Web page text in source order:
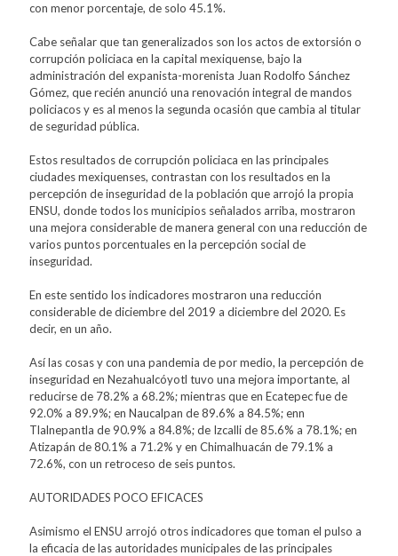
con menor porcentaje, de solo 45.1%.
Cabe señalar que tan generalizados son los actos de extorsión o
corrupción policiaca en la capital mexiquense, bajo la
administración del expanista-morenista Juan Rodolfo Sánchez
Gómez, que recién anunció una renovación integral de mandos
policiacos y es al menos la segunda ocasión que cambia al titular
de seguridad pública.
Estos resultados de corrupción policiaca en las principales
ciudades mexiquenses, contrastan con los resultados en la
percepción de inseguridad de la población que arrojó la propia
ENSU, donde todos los municipios señalados arriba, mostraron
una mejora considerable de manera general con una reducción de
varios puntos porcentuales en la percepción social de
inseguridad.
En este sentido los indicadores mostraron una reducción
considerable de diciembre del 2019 a diciembre del 2020. Es
decir, en un año.
Así las cosas y con una pandemia de por medio, la percepción de
inseguridad en Nezahualcóyotl tuvo una mejora importante, al
reducirse de 78.2% a 68.2%; mientras que en Ecatepec fue de
92.0% a 89.9%; en Naucalpan de 89.6% a 84.5%; enn
Tlalnepantla de 90.9% a 84.8%; de Izcalli de 85.6% a 78.1%; en
Atizapán de 80.1% a 71.2% y en Chimalhuacán de 79.1% a
72.6%, con un retroceso de seis puntos.
AUTORIDADES POCO EFICACES
Asimismo el ENSU arrojó otros indicadores que toman el pulso a
la eficacia de las autoridades municipales de las principales